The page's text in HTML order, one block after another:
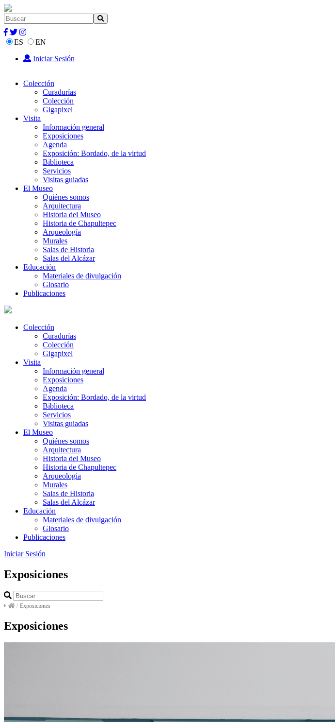
ES
EN
Iniciar Sesión
Colección
Curadurías
Colección
Gigapixel
Visita
Información general
Exposiciones
Agenda
Exposición: Bordado, de la virtud
Biblioteca
Servicios
Visitas guiadas
El Museo
Quiénes somos
Arquitectura
Historia del Museo
Historia de Chapultepec
Arqueología
Murales
Salas de Historia
Salas del Alcázar
Educación
Materiales de divulgación
Glosario
Publicaciones
Colección
Curadurías
Colección
Gigapixel
Visita
Información general
Exposiciones
Agenda
Exposición: Bordado, de la virtud
Biblioteca
Servicios
Visitas guiadas
El Museo
Quiénes somos
Arquitectura
Historia del Museo
Historia de Chapultepec
Arqueología
Murales
Salas de Historia
Salas del Alcázar
Educación
Materiales de divulgación
Glosario
Publicaciones
Iniciar Sesión
Exposiciones
/ Exposiciones
Exposiciones